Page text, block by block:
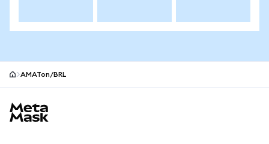
AMATon/BRL